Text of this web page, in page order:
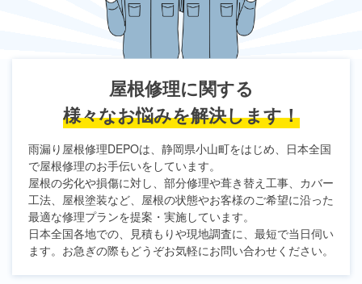
屋根修理に関する
様々なお悩みを解決します！
雨漏り屋根修理DEPOは、静岡県小山町をはじめ、日本全国
で屋根修理のお手伝いをしています。
屋根の劣化や損傷に対し、部分修理や葺き替え工事、カバー
工法、屋根塗装など、屋根の状態やお客様のご希望に沿った
最適な修理プランを提案・実施しています。
日本全国各地での、見積もりや現地調査に、最短で当日伺い
ます。お急ぎの際もどうぞお気軽にお問い合わせください。